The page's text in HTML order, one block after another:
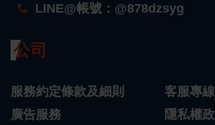
LINE@帳號：@878dzsyg
公司
服務約定條款及細則
客服專線
廣告服務
隱私權